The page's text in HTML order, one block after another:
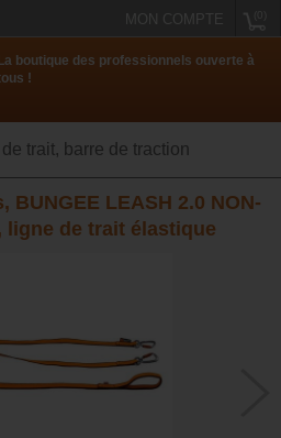
MON COMPTE
La boutique des professionnels ouverte à
!
trait, barre de traction
BUNGEE LEASH 2.0 NON-
ligne de trait élastique